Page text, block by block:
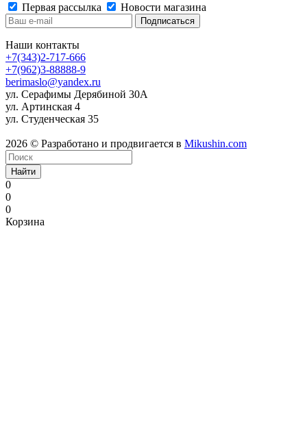
Первая рассылка
Новости магазина
Наши контакты
+7(343)2-717-666
+7(962)3-88888-9
berimaslo@yandex.ru
ул. Серафимы Дерябиной 30А
ул. Артинская 4
ул. Студенческая 35
2026 © Разработано и продвигается в Mikushin.com
Найти
0
0
0
Корзина